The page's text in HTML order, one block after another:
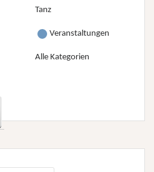
Tanz
Veranstaltungen
Alle Kategorien